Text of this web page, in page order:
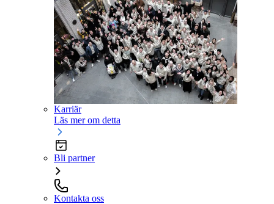
Karriär
Läs mer om detta
Bli partner
Kontakta oss